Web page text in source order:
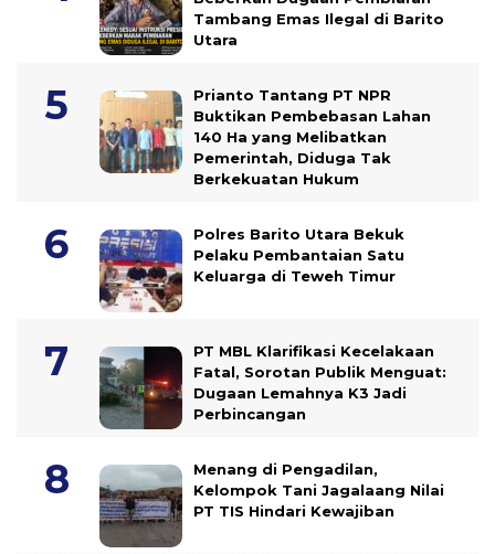
Tambang Emas Ilegal di Barito
Utara
Prianto Tantang PT NPR
Buktikan Pembebasan Lahan
140 Ha yang Melibatkan
Pemerintah, Diduga Tak
Berkekuatan Hukum
Polres Barito Utara Bekuk
Pelaku Pembantaian Satu
Keluarga di Teweh Timur
PT MBL Klarifikasi Kecelakaan
Fatal, Sorotan Publik Menguat:
Dugaan Lemahnya K3 Jadi
Perbincangan
Menang di Pengadilan,
Kelompok Tani Jagalaang Nilai
PT TIS Hindari Kewajiban